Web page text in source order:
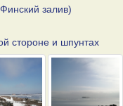
залив)
стороне и шпунтах